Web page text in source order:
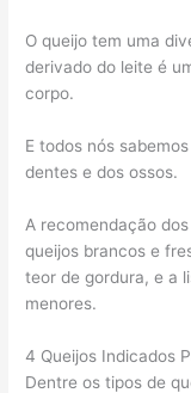
O queijo tem uma
derivado do leite é
corpo.
E todos nós
dentes e dos ossos.
A recomendação
queijos brancos e
teor de gordura, e a
menores.
4 Queijos Indicados
Dentre os tipos de